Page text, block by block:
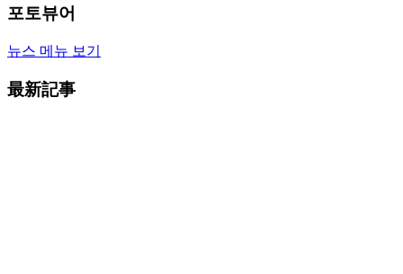
포토뷰어
뉴스 메뉴 보기
最新記事